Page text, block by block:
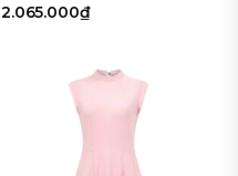
2.065.000₫